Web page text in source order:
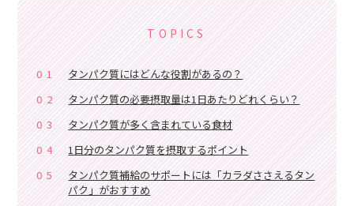
TOPICS
01
タンパク質にはどんな役割があるの？
02
タンパク質の必要摂取量は1日あたりどれくらい？
03
タンパク質が多く含まれている食材
04
1日分のタンパク質を摂取するポイント
05
タンパク質補給のサポートには「カラダささえるタン
パク」がおすすめ